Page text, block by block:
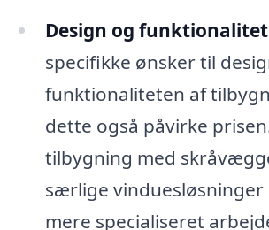
Design og
specifikke ønsker til
funktionaliteten af
dette også påvirke
tilbygning med
særlige
mere specialiseret